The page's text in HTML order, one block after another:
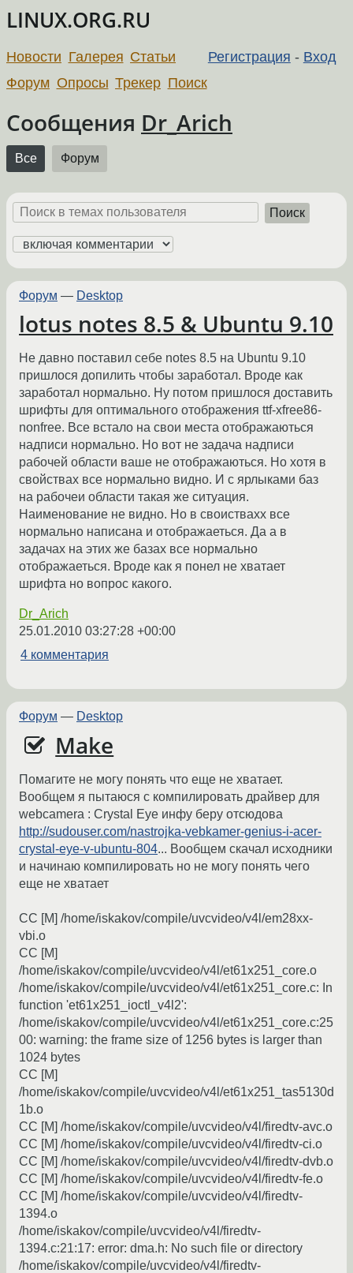
LINUX.ORG.RU
Регистрация - Вход
Новости Галерея Статьи
Форум Опросы Трекер Поиск
Сообщения Dr_Arich
Все Форум
Поиск
Форум — Desktop
lotus notes 8.5 & Ubuntu 9.10
Не давно поставил себе notes 8.5 на Ubuntu 9.10
пришлося допилить чтобы заработал. Вроде как
заработал нормально. Ну потом пришлося доставить
шрифты для оптимального отображения ttf-xfree86-
nonfree. Все встало на свои места отображаються
надписи нормально. Но вот не задача надписи
рабочей области ваше не отображаються. Но хотя в
свойствах все нормально видно. И с ярлыками баз
на рабочеи области такая же ситуация.
Наименование не видно. Но в своиствахх все
нормально написана и отображаеться. Да а в
задачах на этих же базах все нормально
отображаеться. Вроде как я понел не хватает
шрифта но вопрос какого.
Dr_Arich
25.01.2010 03:27:28 +00:00
4 комментария
Форум — Desktop
Make
Помагите не могу понять что еще не хватает.
Вообщем я пытаюся с компилировать драйвер для
webcamera : Crystal Eye инфу беру отсюдова
http://sudouser.com/nastrojka-vebkamer-genius-i-acer-
crystal-eye-v-ubuntu-804... Вообщем скачал исходники
и начинаю компилировать но не могу понять чего
еще не хватает
CC [M] /home/iskakov/compile/uvcvideo/v4l/em28xx-
vbi.o
CC [M]
/home/iskakov/compile/uvcvideo/v4l/et61x251_core.o
/home/iskakov/compile/uvcvideo/v4l/et61x251_core.c: In
function 'et61x251_ioctl_v4l2':
/home/iskakov/compile/uvcvideo/v4l/et61x251_core.c:25
00: warning: the frame size of 1256 bytes is larger than
1024 bytes
CC [M]
/home/iskakov/compile/uvcvideo/v4l/et61x251_tas5130d
1b.o
CC [M] /home/iskakov/compile/uvcvideo/v4l/firedtv-avc.o
CC [M] /home/iskakov/compile/uvcvideo/v4l/firedtv-ci.o
CC [M] /home/iskakov/compile/uvcvideo/v4l/firedtv-dvb.o
CC [M] /home/iskakov/compile/uvcvideo/v4l/firedtv-fe.o
CC [M] /home/iskakov/compile/uvcvideo/v4l/firedtv-
1394.o
/home/iskakov/compile/uvcvideo/v4l/firedtv-
1394.c:21:17: error: dma.h: No such file or directory
/home/iskakov/compile/uvcvideo/v4l/firedtv-